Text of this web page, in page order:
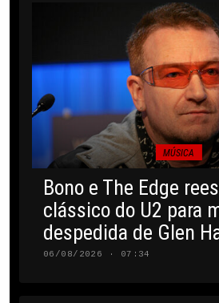
MÚSICA
Bono e The Edge
clássico do U2 para
despedida de Glen
06/08/2026 · 07:34